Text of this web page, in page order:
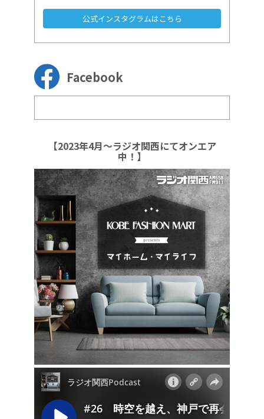
公式インスタグラムはこちら
Facebook
【2023年4月～ラジオ関西にてオンエア
中！】